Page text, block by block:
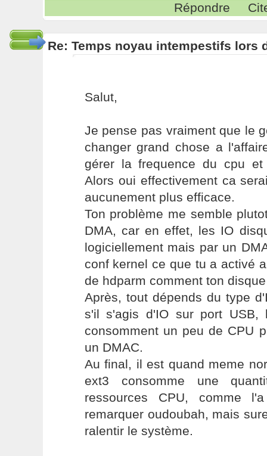
Répondre
Re: Temps noyau intempestifs lors
Salut,
Je pense pas vraiment que le
changer grand chose a
gérer la frequence du cpu
Alors oui effectivement ca
aucunement plus efficace.
Ton problème me semble
DMA, car en effet, les IO
logiciellement mais par un
conf kernel ce que tu a activé
de hdparm comment ton
Après, tout dépends du type
s'il s'agis d'IO sur port USB,
consomment un peu de CPU
un DMAC.
Au final, il est quand meme
ext3 consomme une
ressources CPU, comme
remarquer oudoubah, mais
ralentir le système.